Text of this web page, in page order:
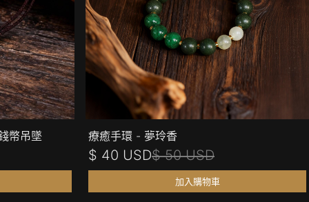
幣吊墜 療癒手環 - 夢玲香
$ 40 USD$ 50 USD
加入購物車